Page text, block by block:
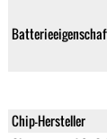
Chip-Hersteller